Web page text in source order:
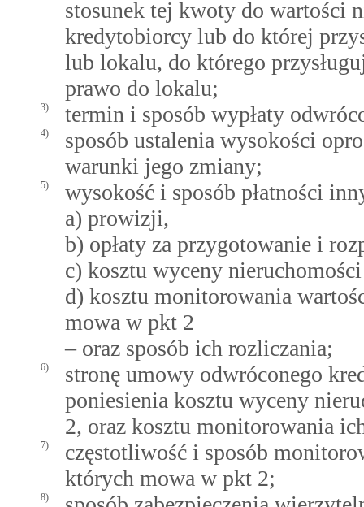
stosunek tej kwoty do wartości
kredytobiorcy lub do której
lub lokalu, do którego
prawo do lokalu;
3) termin i sposób wypłaty
4)
sposób ustalenia wysokości
warunki jego zmiany;
5)
wysokość i sposób płatności
a) prowizji,
b) opłaty za przygotowanie i
c) kosztu wyceny
d) kosztu monitorowania
mowa w pkt 2
– oraz sposób ich rozliczania;
6)
stronę umowy odwróconego
poniesienia kosztu wyceny
2, oraz kosztu monitorowania
7)
częstotliwość i sposób
których mowa w pkt 2;
8)